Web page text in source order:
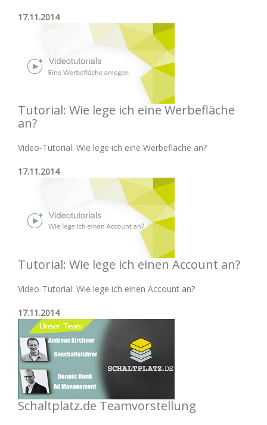
17.11.2014
Tutorial: Wie lege ich eine Werbefläche
an?
Video-Tutorial: Wie lege ich eine Werbefläche an?
17.11.2014
Tutorial: Wie lege ich einen Account an?
Video-Tutorial: Wie lege ich einen Account an?
17.11.2014
Schaltplatz.de Teamvorstellung